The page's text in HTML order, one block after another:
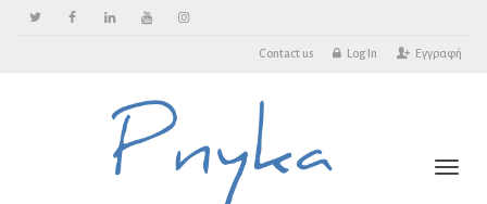
Contact us Log In Εγγραφή